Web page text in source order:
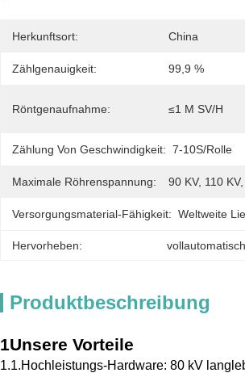
Herkunftsort: China
Zählgenauigkeit: 99,9 %
Röntgenaufnahme: ≤1 Μ SV/h
Zählung Von Geschwindigkeit: 7-10S/Rolle
Maximale Röhrenspannung: 90 KV, 110
Versorgungsmaterial-Fähigkeit: Weltweite
Hervorheben:
Produktbeschreibung
1Unsere Vorteile
1.1.Hochleistungs-Hardware: 80 kV